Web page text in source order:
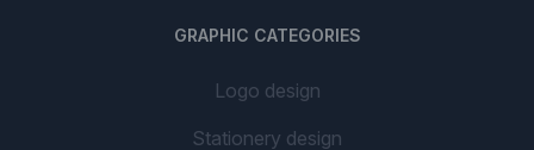
GRAPHIC CATEGORIES
Logo design
Stationery design